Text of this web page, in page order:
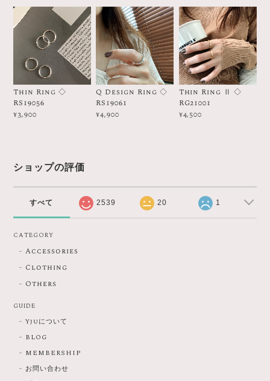
Thin Ring ◇
RS19056
¥3,900
Q Design Ring ◇
RS19061
¥4,900
Thin Ring Ⅱ ◇
RG21001
¥4,500
ショップの評価
すべて 2539 20 1
CATEGORY
Accessories
Clothing
Others
GUIDE
Yjuについて
BLOG
MEMBERSHIP
お問い合わせ